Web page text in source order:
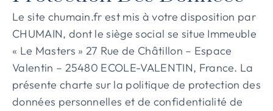
Le site chumain.fr est mis à votre disposition par
CHUMAIN, dont le siège social se situe Immeuble
« Le Masters » 27 Rue de Châtillon – Espace
Valentin – 25480 ECOLE-VALENTIN, France. La
présente charte sur la politique de protection des
données personnelles et de confidentialité de